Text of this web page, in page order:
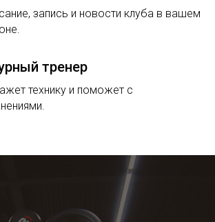
запись и новости клуба в вашем
тренер
технику и поможет с